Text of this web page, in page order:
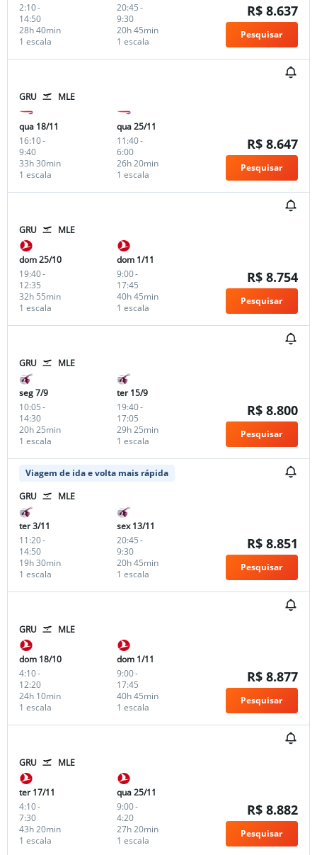
2:10-
14:50
1 escala
28h 40min
20:45-
9:30
1 escala
20h 45min
R$ 8.637
Pesquisar
GRU MLE
qua 18/11
16:10-
9:40
1 escala
33h 30min
qua 25/11
11:40-
6:00
1 escala
26h 20min
R$ 8.647
Pesquisar
GRU MLE
dom 25/10
19:40-
12:35
1 escala
32h 55min
dom 1/11
9:00-
17:45
1 escala
40h 45min
R$ 8.754
Pesquisar
GRU MLE
seg 7/9
10:05-
14:30
1 escala
20h 25min
ter 15/9
19:40-
17:05
1 escala
29h 25min
R$ 8.800
Pesquisar
Viagem de ida e volta mais rápida
GRU
MLE
ter 3/11
11:20-
14:50
1 escala
19h 30min
sex 13/11
20:45-
9:30
1 escala
20h 45min
R$ 8.851
Pesquisar
GRU MLE
dom 18/10
4:10-
12:20
1 escala
24h 10min
dom 1/11
9:00-
17:45
1 escala
40h 45min
R$ 8.877
Pesquisar
GRU MLE
ter 17/11
4:10-
7:30
1 escala
43h 20min
qua 25/11
9:00-
4:20
1 escala
27h 20min
R$ 8.882
Pesquisar